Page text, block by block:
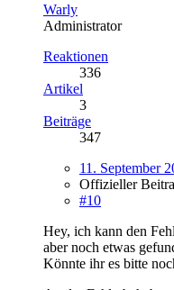
Warly
Administrator
Reaktionen
336
Artikel
3
Beiträge
347
11. September
Offizieller
#10
Hey, ich kann den
aber noch etwas
Könnte ihr es bitte